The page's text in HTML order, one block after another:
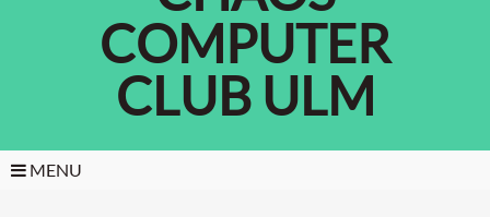
COMPUTER
CLUB ULM
MENU